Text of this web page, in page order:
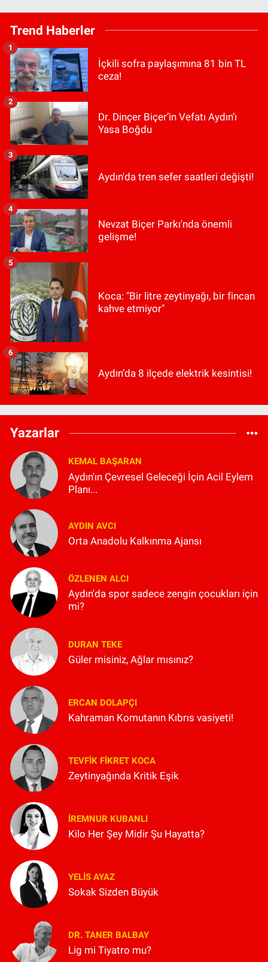
Trend Haberler
İçkili sofra paylaşımına 81 bin TL
ceza!
1
Dr. Dinçer Biçer’in Vefatı Aydın’ı
Yasa Boğdu
2
Aydın'da tren sefer saatleri değişti!
3
Nevzat Biçer Parkı'nda önemli
gelişme!
4
Koca: "Bir litre zeytinyağı, bir fincan
kahve etmiyor"
5
Aydın’da 8 ilçede elektrik kesintisi!
6
Yazarlar
KEMAL BAŞARAN
Aydın'ın Çevresel Geleceği İçin Acil Eylem
Planı...
AYDIN AVCI
Orta Anadolu Kalkınma Ajansı
ÖZLENEN ALCI
Aydın'da spor sadece zengin çocukları için
mi?
DURAN TEKE
Güler misiniz, Ağlar mısınız?
ERCAN DOLAPÇI
Kahraman Komutanın Kıbrıs vasiyeti!
TEVFIK FIKRET KOCA
Zeytinyağında Kritik Eşik
İREMNUR KUBANLI
Kilo Her Şey Midir Şu Hayatta?
YELIS AYAZ
Sokak Sizden Büyük
DR. TANER BALBAY
Lig mi Tiyatro mu?